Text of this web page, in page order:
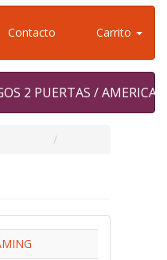
Contacto Carrito
2 PUERTAS /